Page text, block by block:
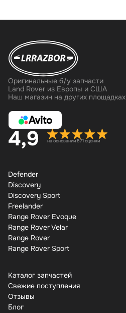
Оригинальные б/у запчасти
Land Rover из Европы и США
Наш магазин на других площадках
4,9 на основании 871 оценки
Defender
Discovery
Discovery Sport
Freelander
Range Rover Evoque
Range Rover Velar
Range Rover
Range Rover Sport
Каталог запчастей
Свежие поступления
Отзывы
Бло